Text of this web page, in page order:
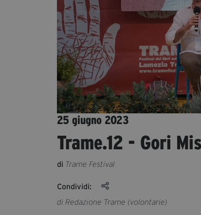
25 giugno 2023
Trame.12 - Gori
di Trame Festival
Condividi:
di Redazione Trame (volontarie)